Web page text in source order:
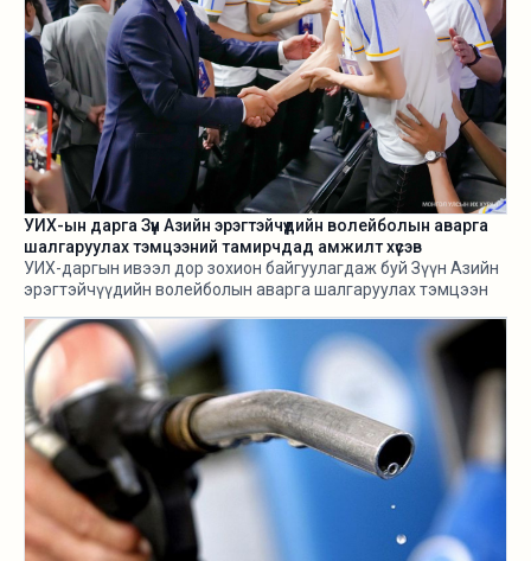
УИХ-ын дарга Зүүн Азийн эрэгтэйчүүдийн волейболын аварга
шалгаруулах тэмцээний тамирчдад амжилт хүсэв
УИХ-даргын ивээл дор зохион байгуулагдаж буй Зүүн Азийн
эрэгтэйчүүдийн волейболын аварга шалгаруулах тэмцээн